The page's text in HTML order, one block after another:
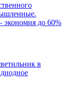
до 60%
в